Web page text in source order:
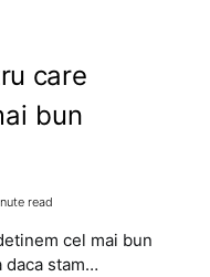
care
bun
read
cel mai bun
daca stam…